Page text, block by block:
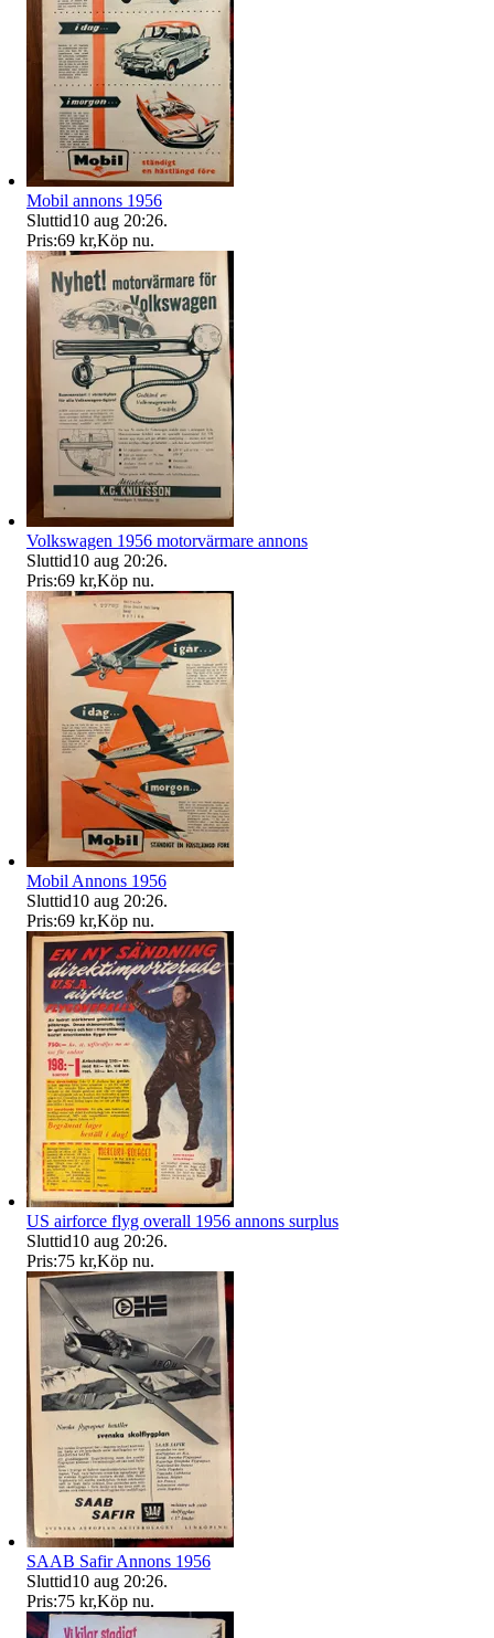
Mobil annons 1956
Sluttid10 aug 20:26.
Pris:69 kr,Köp nu.
Volkswagen 1956 motorvärmare annons
Sluttid10 aug 20:26.
Pris:69 kr,Köp nu.
Mobil Annons 1956
Sluttid10 aug 20:26.
Pris:69 kr,Köp nu.
US airforce flyg overall 1956 annons surplus
Sluttid10 aug 20:26.
Pris:75 kr,Köp nu.
SAAB Safir Annons 1956
Sluttid10 aug 20:26.
Pris:75 kr,Köp nu.